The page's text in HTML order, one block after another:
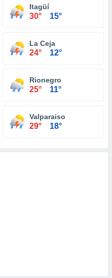
Itagüí
30° 15°
La Ceja
24° 12°
Rionegro
25° 11°
Valparaiso
29° 18°